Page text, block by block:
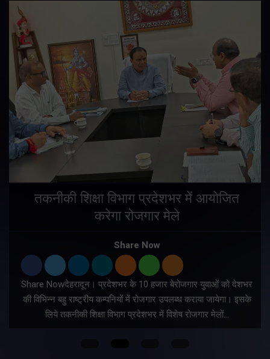
तकनीकी शिक्षा विभाग प्रदेशभर में आयोजित
करेगा रोजगार मेले
Share Now
Share Nowदेहरादून। प्रदेशभर के 10 हजार बेरोजगार युवाओं को देशभर
की विभिन्न बहु राष्ट्रीय कम्पनियों में रोजगार उपलब्ध कराया जायेगा। इसके
लिये तकनीकी शिक्षा विभाग प्रदेशभर में विशेष रोजगार मेलों…